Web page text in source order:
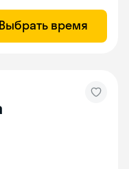
Выбрать время